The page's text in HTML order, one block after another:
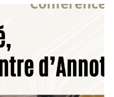
XVIIème siècle né à Annot
sont, en fin de compte, les
nos villages qui nous parlent
son temps…entre tradition